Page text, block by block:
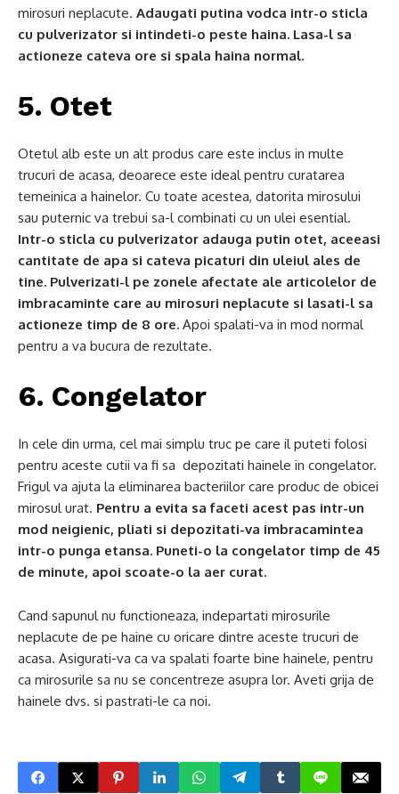
mirosuri neplacute. Adaugati putina vodca intr-o sticla
cu pulverizator si intindeti-o peste haina. Lasa-l sa
actioneze cateva ore si spala haina normal.
5. Otet
Otetul alb este un alt produs care este inclus in multe
trucuri de acasa, deoarece este ideal pentru curatarea
temeinica a hainelor. Cu toate acestea, datorita mirosului
sau puternic va trebui sa-l combinati cu un ulei esential.
Intr-o sticla cu pulverizator adauga putin otet, aceeasi
cantitate de apa si cateva picaturi din uleiul ales de
tine. Pulverizati-l pe zonele afectate ale articolelor de
imbracaminte care au mirosuri neplacute si lasati-l sa
actioneze timp de 8 ore. Apoi spalati-va in mod normal
pentru a va bucura de rezultate.
6. Congelator
In cele din urma, cel mai simplu truc pe care il puteti folosi
pentru aceste cutii va fi sa depozitati hainele in congelator.
Frigul va ajuta la eliminarea bacteriilor care produc de obicei
mirosul urat. Pentru a evita sa faceti acest pas intr-un
mod neigienic, pliati si depozitati-va imbracamintea
intr-o punga etansa. Puneti-o la congelator timp de 45
de minute, apoi scoate-o la aer curat.
Cand sapunul nu functioneaza, indepartati mirosurile
neplacute de pe haine cu oricare dintre aceste trucuri de
acasa. Asigurati-va ca va spalati foarte bine hainele, pentru
ca mirosurile sa nu se concentreze asupra lor. Aveti grija de
hainele dvs. si pastrati-le ca noi.